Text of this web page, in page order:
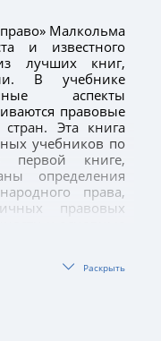
Малкольма
и известного
лучших книг,
В учебнике
аспекты
правовые
Эта книга
учебников по
первой книге,
определения
права,
правовых
международных
Раскрыть